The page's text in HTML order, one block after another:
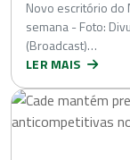
Novo escritório do
semana - Foto:
(Broadcast)…
LER MAIS